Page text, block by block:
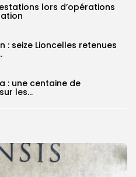
lors d’opérations
: seize Lioncelles retenues
: une centaine de
les...